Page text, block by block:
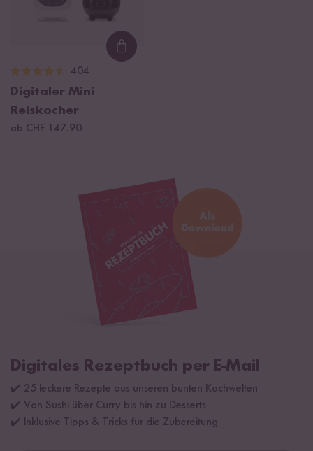
Loading...
404
Digitaler Mini
Reiskocher
ab CHF 147.90
Digitales Rezeptbuch per E-Mail
✔️ 25 leckere Rezepte aus unseren bunten Kochwelten
✔️ Von Sushi über Curry bis hin zu Desserts
✔️ Inklusive Tipps & Tricks für die Zubereitung